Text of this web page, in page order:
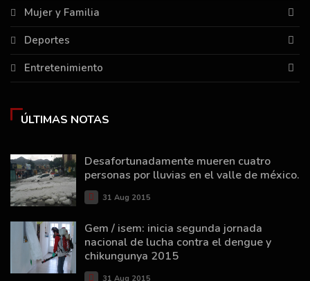
Mujer y Familia
Deportes
Entretenimiento
ÚLTIMAS NOTAS
Desafortunadamente mueren cuatro
personas por lluvias en el valle de méxico.
31 Aug 2015
Gem / isem: inicia segunda jornada
nacional de lucha contra el dengue y
chikungunya 2015
31 Aug 2015